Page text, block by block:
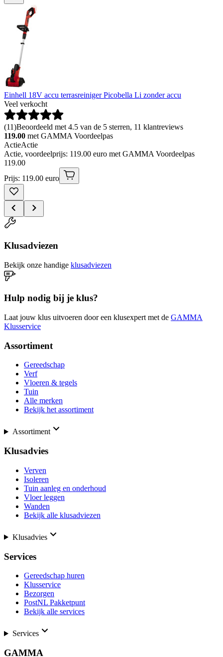
Einhell 18V accu terrasreiniger Picobella Li zonder accu
Veel verkocht
(11)Beoordeeld met 4.5 van de 5 sterren, 11 klantreviews
119.00 met GAMMA Voordeelpas
ActieActie
Actie, voordeelprijs: 119.00 euro met GAMMA Voordeelpas
119.00
Prijs: 119.00 euro
Klusadviezen
Bekijk onze handige klusadviezen
Hulp nodig bij je klus?
Laat jouw klus uitvoeren door een klusexpert met de GAMMA
Klusservice
Assortiment
Gereedschap
Verf
Vloeren & tegels
Tuin
Alle merken
Bekijk het assortiment
Assortiment
Klusadvies
Verven
Isoleren
Tuin aanleg en onderhoud
Vloer leggen
Wanden
Bekijk alle klusadviezen
Klusadvies
Services
Gereedschap huren
Klusservice
Bezorgen
PostNL Pakketpunt
Bekijk alle services
Services
GAMMA